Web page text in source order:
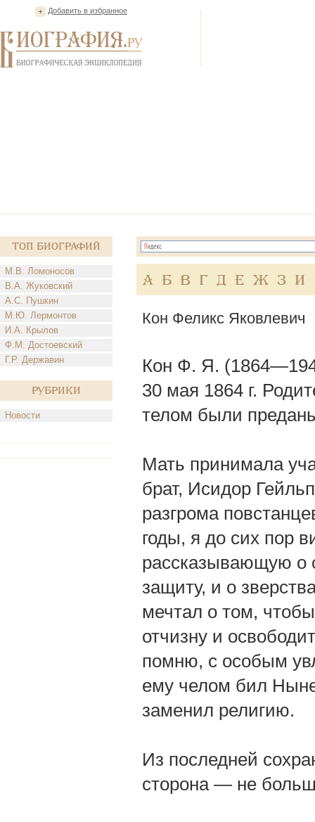
Добавить в избранное
Топ Биографий
М.В. Ломоносов
В.А. Жуковский
А.С. Пушкин
М.Ю. Лермонтов
И.А. Крылов
Ф.М. Достоевский
Г.Р. Державин
Рубрики
Новости
А Б В Г Д Е Ж З И
Кон Феликс Яковлевич
Кон Ф. Я.
30 мая 1864 г.
телом были
Мать принимала
брат, Исидор
разгрома
годы, я до сих пор
рассказывающую о
защиту, и о
мечтал о том,
отчизну и
помню, с особым
ему челом бил
заменил религию.
Из последней
сторона — не